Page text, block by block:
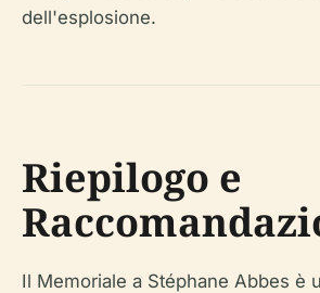
dell'esplosione.
Riepilogo e
Il Memoriale a Stéphane Abbes è